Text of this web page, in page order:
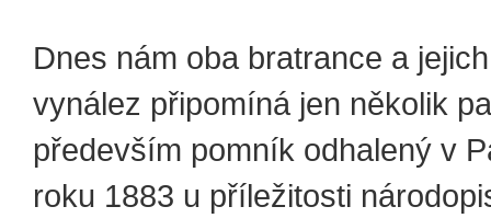
Dnes nám oba bratrance a
vynález připomíná jen několik
především pomník odhalený v
roku 1883 u příležitosti